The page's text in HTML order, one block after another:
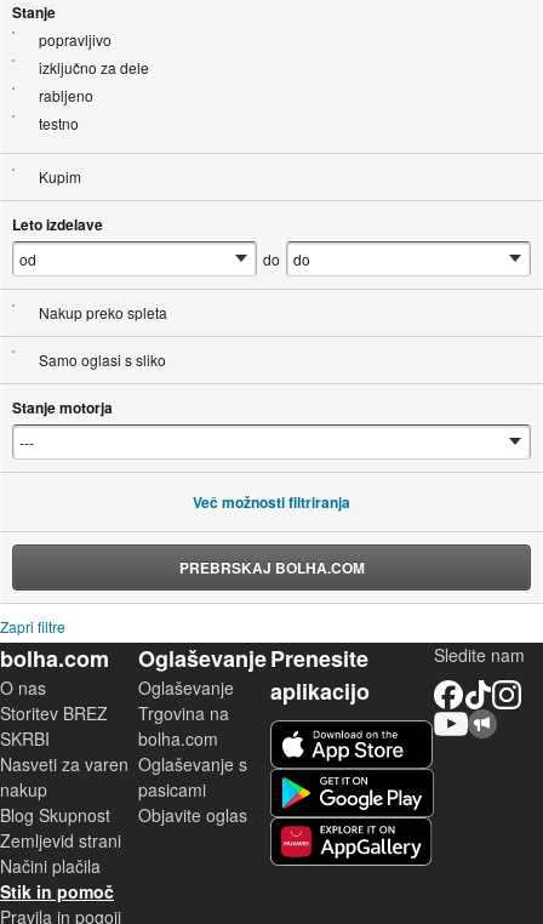
Stanje
popravljivo
izključno za dele
rabljeno
testno
Kupim
Leto izdelave
do
Nakup preko spleta
Samo oglasi s sliko
Stanje motorja
Več možnosti filtriranja
PREBRSKAJ BOLHA.COM
Zapri filtre
bolha.com
O nas
Storitev BREZ
SKRBI
Nasveti za varen
nakup
Blog Skupnost
Zemljevid strani
Načini plačila
Stik in pomoč
Pravila in pogoji
Oglaševanje
Oglaševanje
Trgovina na
bolha.com
Oglaševanje s
pasicami
Objavite oglas
Prenesite
aplikacijo
Sledite nam